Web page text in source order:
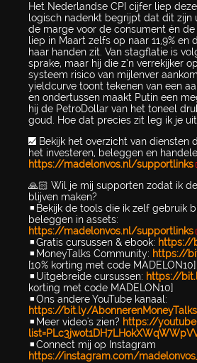
Het Nederlandse CPI cijfer liep
logisch nadenkt begrijpt dat dit zijn
de marge voor de consument én
liep in Maart zelfs op naar 11,9%
haar handen zit. Van stagflatie is
sprake, maar hij die z’n verrekijker
systeem risico van mijlenver
yieldcurve toont tekenen van een
en ondertussen maakt Putin een
hij de PetroDollar van het toneel
goud. Hoe dat precies zit leg ik je
📈 Bekijk het overzicht van diensten
het investeren, beleggen en
https://madelonvos.nl/supportlinks
🙏🏻 Wil je mij supporten zodat ik
blijven maken?
▪️Bekijk de tools die ik zelf gebruik
beleggen in assets:
https://madelonvos.nl/supportlinks
▪️Gratis cursussen & ebook: https://
▪️MoneyTalks Community: https://
[10% korting met code MADELON10]
▪️Uitgebreide cursussen: https://
korting met code MADELON10]
▪️Ons andere YouTube kanaal:
https://bit.ly/AbonnerenMoneyTalks
▪️Meer video's zien? https://
▪️Connect mij op Instagram
https://instagram.com/